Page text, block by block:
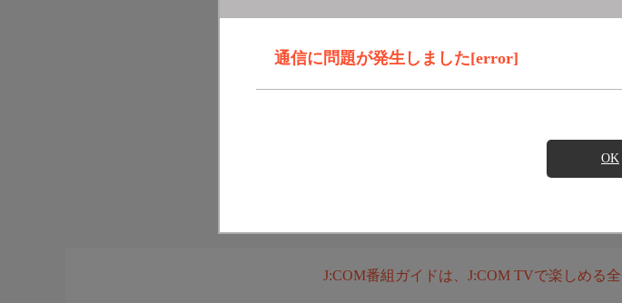
通信に問題が発生しました[error]
OK
J:COM番組ガイドは、J:COM TVで楽しめる